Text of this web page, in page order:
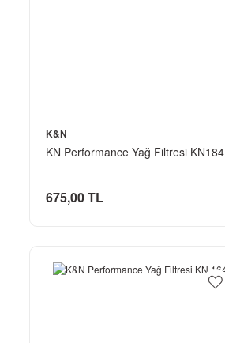
K&N
KN Performance Yağ Filtresi KN184
675,00 TL